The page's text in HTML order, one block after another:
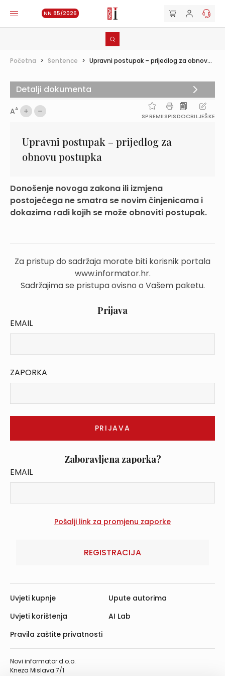
NN 85/2026
Početna > Sentence > Upravni postupak – prijedlog za obnov...
AA
SPREMIISPISDOCBILJEŠKE
Upravni postupak – prijedlog za
obnovu postupka
Donošenje novoga zakona ili izmjena
postojećega ne smatra se novim činjenicama i
dokazima radi kojih se može obnoviti postupak.
Za pristup do sadržaja morate biti korisnik portala
www.informator.hr.
Sadržajima se pristupa ovisno o Vašem paketu.
Prijava
EMAIL
ZAPORKA
Zaboravljena zaporka?
EMAIL
REGISTRACIJA
Detalji dokumenta
Novi informator d.o.o.
Kneza Mislava 7/1
Uvjeti kupnje
Uvjeti korištenja
Pravila zaštite privatnosti
Upute autorima
AI Lab